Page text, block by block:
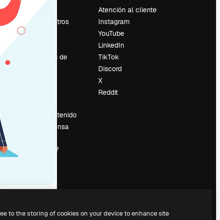
Precios
Sobre nosotros
Reviews
Tendencias de
Vender contenido
Sala de prensa
magnific.ai?
Atención al cliente
Instagram
YouTube
LinkedIn
TikTok
Discord
X
Reddit
to the storing of cookies on your device to enhance site